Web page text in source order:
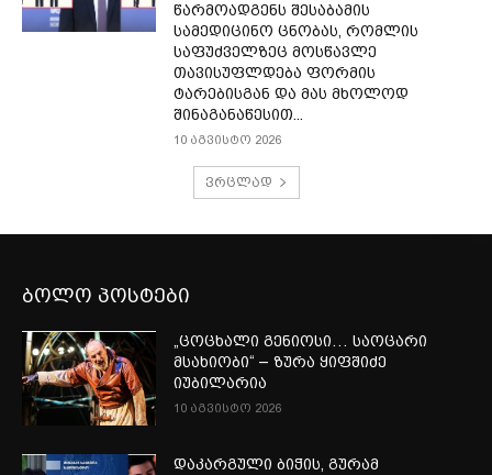
წარმოადგენს შესაბამის
სამედიცინო ცნობას, რომლის
საფუძველზეც მოსწავლე
თავისუფლდება ფორმის
ტარებისგან და მას მხოლოდ
შინაგანაწესით...
10 აგვისტო 2026
ვრცლად
ბოლო პოსტები
„ცოცხალი გენიოსი… საოცარი
მსახიობი“ – ზურა ყიფშიძე
იუბილარია
10 აგვისტო 2026
დაკარგული ბიჭის, გურამ